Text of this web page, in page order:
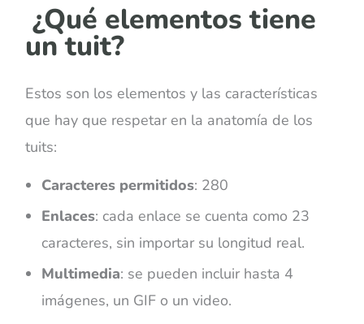
¿Qué elementos tiene
un tuit?
Estos son los elementos y las características
que hay que respetar en la anatomía de los
tuits:
Caracteres permitidos: 280
Enlaces: cada enlace se cuenta como 23
caracteres, sin importar su longitud real.
Multimedia: se pueden incluir hasta 4
imágenes, un GIF o un video.